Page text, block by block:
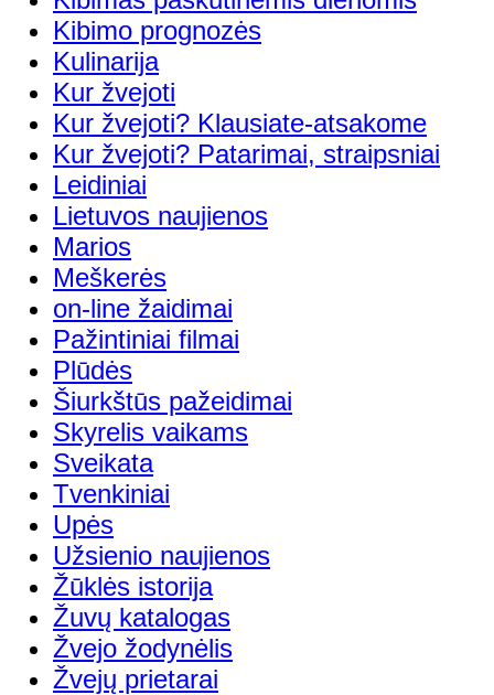
Kibimo prognozės
Kulinarija
Kur žvejoti
Kur žvejoti? Klausiate-atsakome
Kur žvejoti? Patarimai, straipsniai
Leidiniai
Lietuvos naujienos
Marios
Meškerės
on-line žaidimai
Pažintiniai filmai
Plūdės
Šiurkštūs pažeidimai
Skyrelis vaikams
Sveikata
Tvenkiniai
Upės
Užsienio naujienos
Žūklės istorija
Žuvų katalogas
Žvejo žodynėlis
Žvejų prietarai